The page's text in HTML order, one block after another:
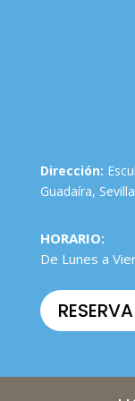
Dirección:
Guadaíra, Sevilla
HORARIO:
De Lunes a